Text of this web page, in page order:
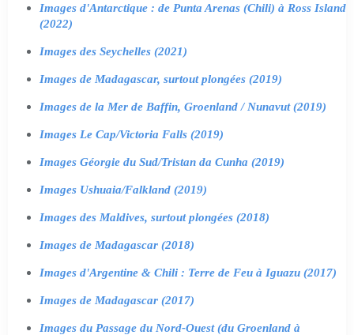
Images d'Antarctique : de Punta Arenas (Chili) à Ross Island
(2022)
Images des Seychelles (2021)
Images de Madagascar, surtout plongées (2019)
Images de la Mer de Baffin, Groenland / Nunavut (2019)
Images Le Cap/Victoria Falls (2019)
Images Géorgie du Sud/Tristan da Cunha (2019)
Images Ushuaia/Falkland (2019)
Images des Maldives, surtout plongées (2018)
Images de Madagascar (2018)
Images d'Argentine & Chili : Terre de Feu à Iguazu (2017)
Images de Madagascar (2017)
Images du Passage du Nord-Ouest (du Groenland à